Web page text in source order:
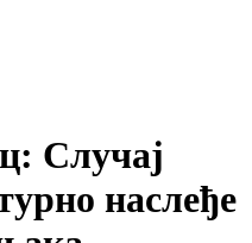
Случај
наслеђе